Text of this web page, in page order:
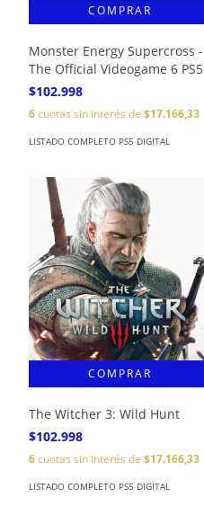
Monster Energy Supercross -
The Official Videogame 6 PS5
$102.998
6cuotas sin interés de $17.166,33
LISTADO COMPLETO PS5 DIGITAL
The Witcher 3: Wild Hunt
$102.998
6cuotas sin interés de $17.166,33
LISTADO COMPLETO PS5 DIGITAL